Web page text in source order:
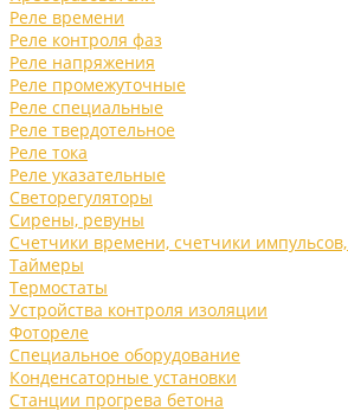
Реле времени
Реле контроля фаз
Реле напряжения
Реле промежуточные
Реле специальные
Реле твердотельное
Реле тока
Реле указательные
Светорегуляторы
Сирены, ревуны
Счетчики времени, счетчики
Таймеры
Термостаты
Устройства контроля изоляции
Фотореле
Специальное оборудование
Конденсаторные установки
Станции прогрева бетона